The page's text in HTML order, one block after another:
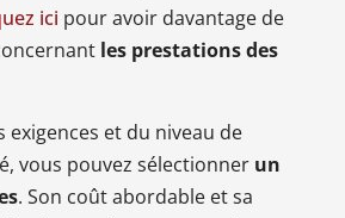
ici pour avoir davantage de
les prestations des
exigences et du niveau de
vous pouvez sélectionner un
. Son coût abordable et sa